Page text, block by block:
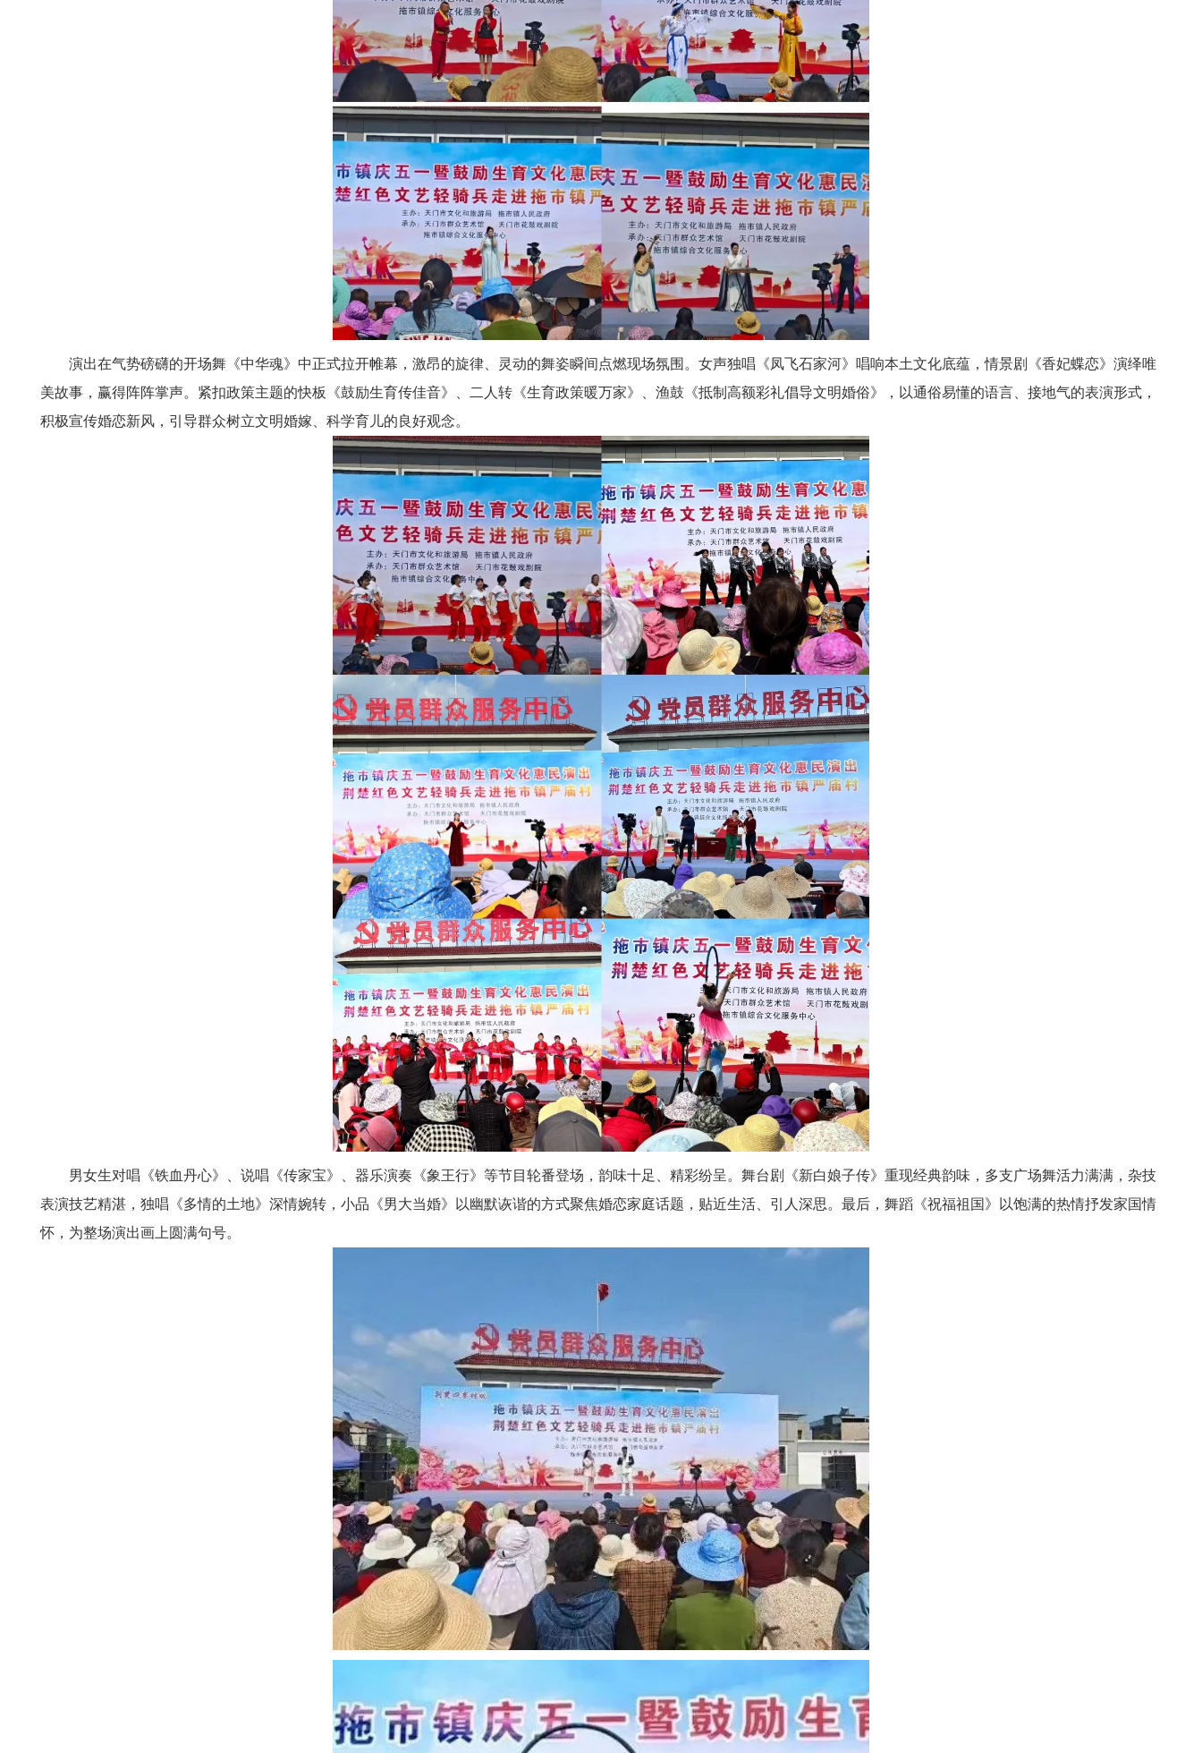
演出在气势磅礴的开场舞《中华魂》中正式拉开帷幕，激昂的旋律、灵动的舞姿瞬间点燃现场氛围。女声独唱《凤飞石家河》唱响本土文化底蕴，情景剧《香妃蝶恋》演绎唯
美故事，赢得阵阵掌声。紧扣政策主题的快板《鼓励生育传佳音》、二人转《生育政策暖万家》、渔鼓《抵制高额彩礼倡导文明婚俗》，以通俗易懂的语言、接地气的表演形式，
积极宣传婚恋新风，引导群众树立文明婚嫁、科学育儿的良好观念。
男女生对唱《铁血丹心》、说唱《传家宝》、器乐演奏《象王行》等节目轮番登场，韵味十足、精彩纷呈。舞台剧《新白娘子传》重现经典韵味，多支广场舞活力满满，杂技
表演技艺精湛，独唱 《多情的土地》 深情婉转，小品《男大当婚》以幽默诙谐的方式聚焦婚恋家庭话题，贴近生活、引人深思。最后，舞蹈《祝福祖国》以饱满的热情抒发家国情
怀，为整场演出画上圆满句号。